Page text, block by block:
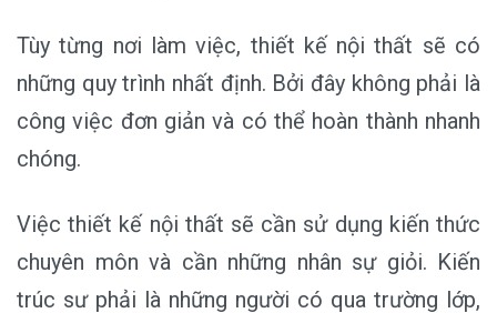
Tùy từng nơi làm việc, thiết kế nội thất sẽ có
những quy trình nhất định. Bởi đây không phải là
công việc đơn giản và có thể hoàn thành nhanh
chóng.
Việc thiết kế nội thất sẽ cần sử dụng kiến thức
chuyên môn và cần những nhân sự giỏi. Kiến
trúc sư phải là những người có qua trường lớp,